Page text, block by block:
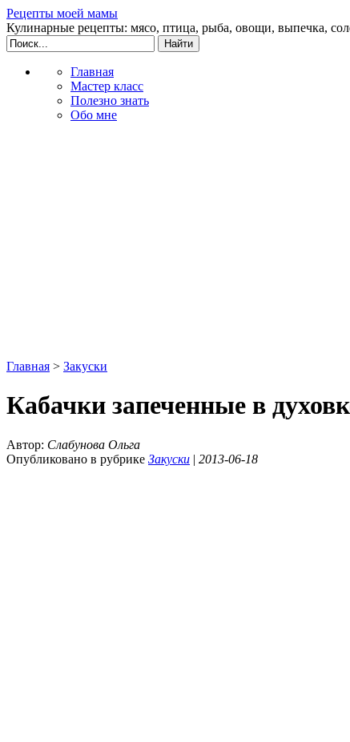
Рецепты моей мамы
Кулинарные рецепты: мясо, птица, рыба, овощи, выпечка,
Главная
Мастер класс
Полезно знать
Обо мне
Главная > Закуски
Кабачки запеченные в
Автор: Слабунова Ольга
Опубликовано в рубрике Закуски | 2013-06-18